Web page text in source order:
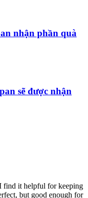
nhận phần quà
sẽ được nhận
find it helpful for keeping
but good enough for